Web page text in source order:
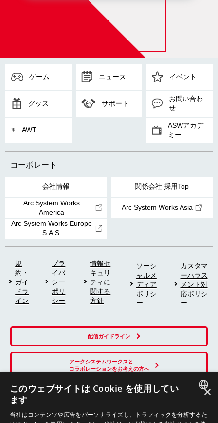
ゲーム ニュース イベント
グッズ サポート
お問い合わ
せ
AWT
ASWアカデ
ミー
コーポレート
会社情報 関係会社 採用Top
Arc System Works
America
Arc System Works Asia
Arc System Works Europe
S.A.S.
規
約・
ガイ
ドラ
イン
プラ
イバ
シー
ポリ
シー
情報セ
キュリ
ティに
関する
方針
ソーシ
ャルメ
ディア
ポリシ
ー
カスタマ
ーハラス
メント対
応ポリシ
ー
配信ガイドライン
アークシステムワークスと
コラボレーションをお考えの方へ
SNS
×
このウェブサイトは Cookie を使用してい
ます
当社はコンテンツや広告をパーソナライズし、トラフィックを分析するた